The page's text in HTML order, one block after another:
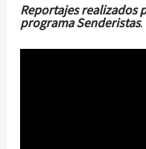
Reportajes realizados
programa Senderistas.